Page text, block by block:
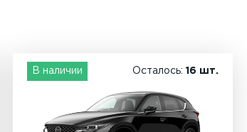
В наличии Осталось: 16 шт.